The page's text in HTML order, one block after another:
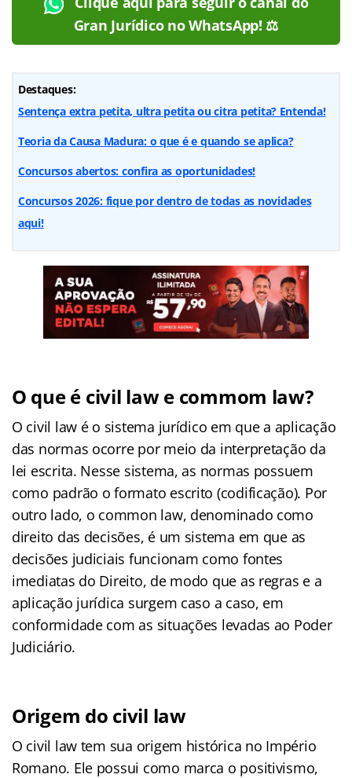
Gran Jurídico no WhatsApp! ⚖️
Destaques:
Sentença extra petita, ultra petita ou citra petita? Entenda!
Teoria da Causa Madura: o que é e quando se aplica?
Concursos abertos: confira as oportunidades!
Concursos 2026: fique por dentro de todas as novidades
aqui!
O que é civil law e commom law?
O civil law é o sistema jurídico em que a aplicação
das normas ocorre por meio da interpretação da
lei escrita. Nesse sistema, as normas possuem
como padrão o formato escrito (codificação). Por
outro lado, o common law, denominado como
direito das decisões, é um sistema em que as
decisões judiciais funcionam como fontes
imediatas do Direito, de modo que as regras e a
aplicação jurídica surgem caso a caso, em
conformidade com as situações levadas ao Poder
Judiciário.
Origem do civil law
O civil law tem sua origem histórica no Império
Romano. Ele possui como marca o positivismo,